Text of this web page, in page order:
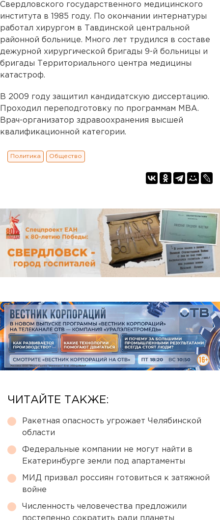
Свердловского государственного медицинского
института в 1985 году. По окончании интернатуры
работал хирургом в Тавдинской центральной
районной больнице. Много лет трудился в составе
дежурной хирургической бригады 9-й больницы и
бригады Территориального центра медицины
катастроф.
В 2009 году защитил кандидатскую диссертацию.
Проходил переподготовку по программам МВА.
Врач-организатор здравоохранения высшей
квалификационной категории.
Политика Общество
ЧИТАЙТЕ ТАКЖЕ:
Ракетная опасность угрожает Челябинской
области
Федеральные компании не могут найти в
Екатеринбурге земли под апартаменты
МИД призвал россиян готовиться к затяжной
войне
Численность человечества предложили
постепенно сократить ради планеты